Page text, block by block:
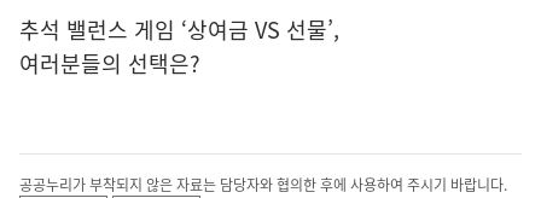
추석 밸런스 게임 ‘상여금 VS 선물’,
여러분들의 선택은?
공공누리가 부착되지 않은 자료는 담당자와 협의한 후에 사용하여 주시기 바랍니다.